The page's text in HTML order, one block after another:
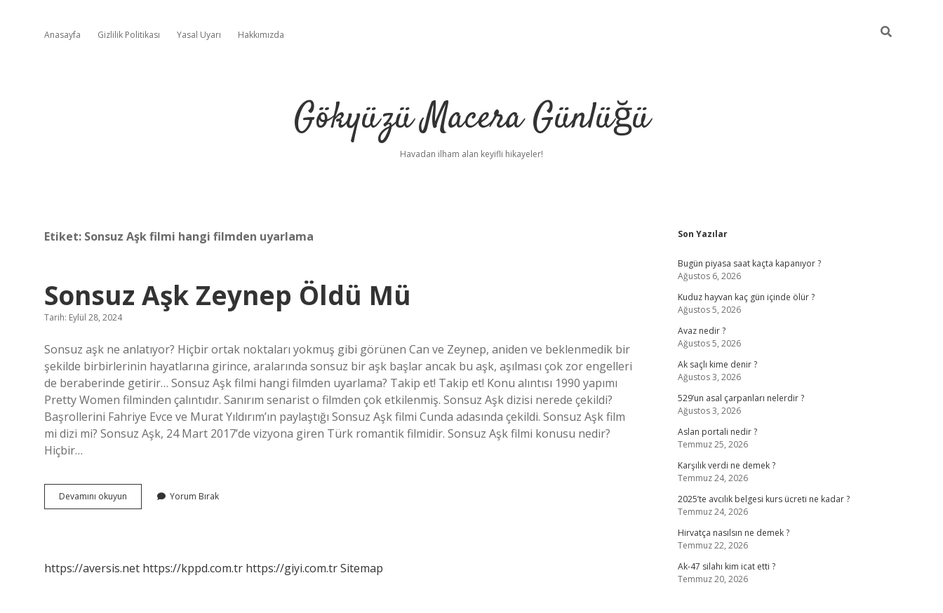
Anasayfa Gizlilik Politikası Yasal Uyarı Hakkımızda
Gökyüzü Macera Günlüğü
Havadan ilham alan keyifli hikayeler!
Etiket: Sonsuz Aşk filmi hangi filmden uyarlama
Sonsuz Aşk Zeynep Öldü Mü
Tarih: Eylül 28, 2024
Sonsuz aşk ne anlatıyor? Hiçbir ortak noktaları yokmuş gibi görünen Can ve Zeynep, aniden ve beklenmedik bir
şekilde birbirlerinin hayatlarına girince, aralarında sonsuz bir aşk başlar ancak bu aşk, aşılması çok zor engelleri
de beraberinde getirir… Sonsuz Aşk filmi hangi filmden uyarlama? Takip et! Takip et! Konu alıntısı 1990 yapımı
Pretty Women filminden çalıntıdır. Sanırım senarist o filmden çok etkilenmiş. Sonsuz Aşk dizisi nerede çekildi?
Başrollerini Fahriye Evce ve Murat Yıldırım’ın paylaştığı Sonsuz Aşk filmi Cunda adasında çekildi. Sonsuz Aşk film
mi dizi mi? Sonsuz Aşk, 24 Mart 2017’de vizyona giren Türk romantik filmidir. Sonsuz Aşk filmi konusu nedir?
Hiçbir…
Devamını okuyun
Aşk
Yorum Bırak
https://aversis.net https://kppd.com.tr https://giyi.com.trSitemap
Sidebar
Son Yazılar
Bugün piyasa saat kaçta kapanıyor ?
Ağustos 6, 2026
Kuduz hayvan kaç gün içinde ölür ?
Ağustos 5, 2026
Avaz nedir ?
Ağustos 5, 2026
Ak saçlı kime denir ?
Ağustos 3, 2026
529’un asal çarpanları nelerdir ?
Ağustos 3, 2026
Aslan portali nedir ?
Temmuz 25, 2026
Karşılık verdi ne demek ?
Temmuz 24, 2026
2025’te avcılık belgesi kurs ücreti ne kadar ?
Temmuz 24, 2026
Hirvatça nasılsın ne demek ?
Temmuz 22, 2026
Ak-47 silahı kim icat etti ?
Temmuz 20, 2026